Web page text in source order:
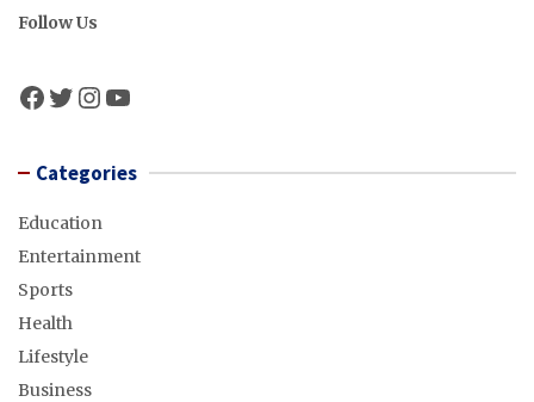
Follow Us
Facebook
Twitter
Instagram
YouTube
Categories
Education
Entertainment
Sports
Health
Lifestyle
Business